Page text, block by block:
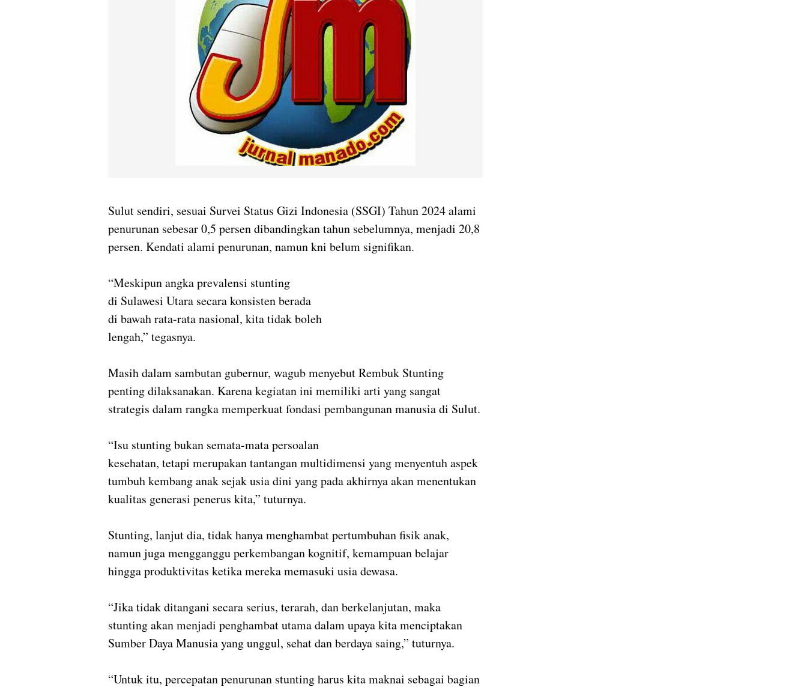
Sulut sendiri, sesuai Survei Status Gizi Indonesia (SSGI) Tahun 2024 alami
penurunan sebesar 0,5 persen dibandingkan tahun sebelumnya, menjadi 20,8
persen. Kendati alami penurunan, namun kni belum signifikan.
“Meskipun angka prevalensi stunting
di Sulawesi Utara secara konsisten berada
di bawah rata-rata nasional, kita tidak boleh
lengah,” tegasnya.
Masih dalam sambutan gubernur, wagub menyebut Rembuk Stunting
penting dilaksanakan. Karena kegiatan ini memiliki arti yang sangat
strategis dalam rangka memperkuat fondasi pembangunan manusia di Sulut.
“Isu stunting bukan semata-mata persoalan
kesehatan, tetapi merupakan tantangan multidimensi yang menyentuh aspek
tumbuh kembang anak sejak usia dini yang pada akhirnya akan menentukan
kualitas generasi penerus kita,” tuturnya.
Stunting, lanjut dia, tidak hanya menghambat pertumbuhan fisik anak,
namun juga mengganggu perkembangan kognitif, kemampuan belajar
hingga produktivitas ketika mereka memasuki usia dewasa.
“Jika tidak ditangani secara serius, terarah, dan berkelanjutan, maka
stunting akan menjadi penghambat utama dalam upaya kita menciptakan
Sumber Daya Manusia yang unggul, sehat dan berdaya saing,” tuturnya.
“Untuk itu, percepatan penurunan stunting harus kita maknai sebagai bagian